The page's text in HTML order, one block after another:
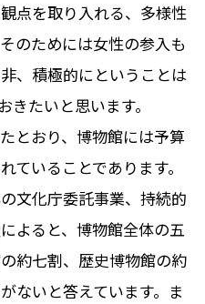
点を取り入れる、多様性
のためには女性の参入も
、積極的にということは
きたいと思います。
とおり、博物館には予算
ていることであります。
文化庁委託事業、持続的
よると、博物館全体の五
約七割、歴史博物館の約
ないと答えています。ま